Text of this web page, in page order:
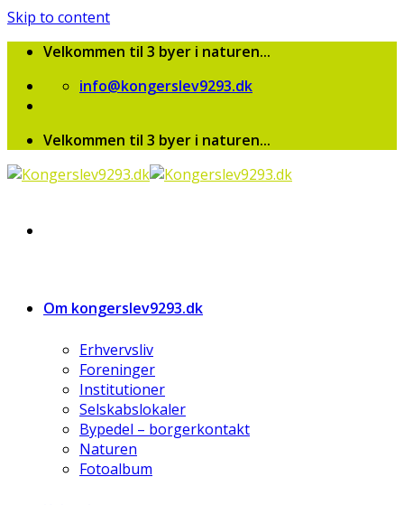
Skip to content
Velkommen til 3 byer i naturen...
info@kongerslev9293.dk
Velkommen til 3 byer i naturen...
Om kongerslev9293.dk
Erhvervsliv
Foreninger
Institutioner
Selskabslokaler
Bypedel – borgerkontakt
Naturen
Fotoalbum